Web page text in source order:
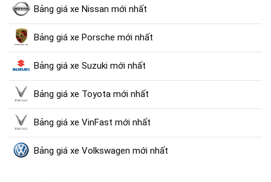
Bảng giá xe Nissan mới nhất
Bảng giá xe Porsche mới nhất
Bảng giá xe Suzuki mới nhất
Bảng giá xe Toyota mới nhất
Bảng giá xe VinFast mới nhất
Bảng giá xe Volkswagen mới nhất